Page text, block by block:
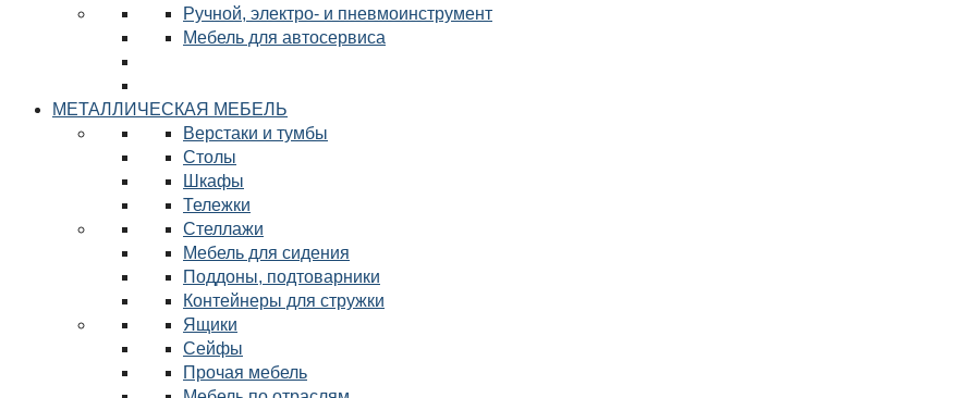
Ручной, электро- и пневмоинструмент
Мебель для автосервиса
МЕТАЛЛИЧЕСКАЯ МЕБЕЛЬ
Верстаки и тумбы
Столы
Шкафы
Тележки
Стеллажи
Мебель для сидения
Поддоны, подтоварники
Контейнеры для стружки
Ящики
Сейфы
Прочая мебель